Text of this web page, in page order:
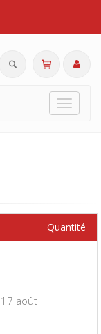
Toggle
août
Quantité